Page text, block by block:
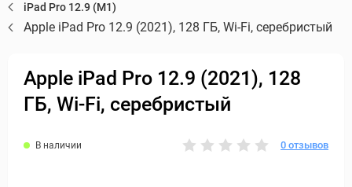
iPad Pro 12.9 (M1)
Apple iPad Pro 12.9 (2021), 128 ГБ, Wi-Fi, серебристый
Apple iPad Pro 12.9 (2021), 128
ГБ, Wi-Fi, серебристый
В наличии 0 отзывов